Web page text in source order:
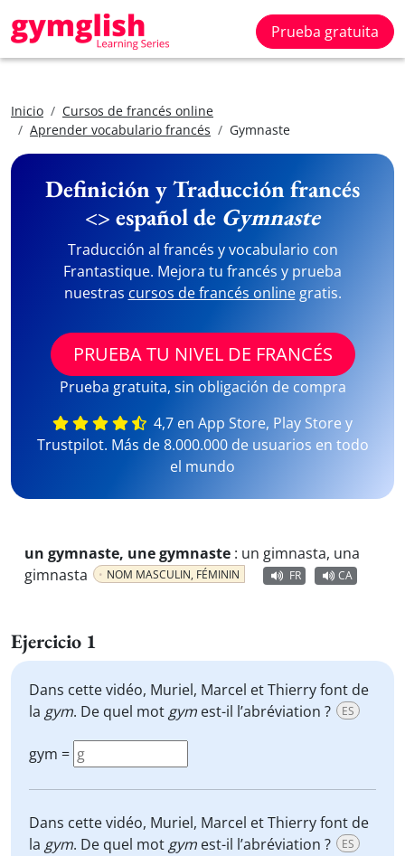
Prueba gratuita
Inicio
Cursos de francés online
Aprender vocabulario francés
Gymnaste
Definición y Traducción francés
<> español de Gymnaste
Traducción al francés y vocabulario con
Frantastique. Mejora tu francés y prueba
nuestras cursos de francés onlinegratis.
PRUEBA TU NIVEL DE FRANCÉS
Prueba gratuita, sin obligación de compra
4,7 en App Store, Play Store y
Trustpilot. Más de 8.000.000 de usuarios en todo
el mundo
un gymnaste, une gymnaste : un gimnasta, una
gimnasta
NOM MASCULIN, FÉMININ FR CA
Ejercicio 1
Dans cette vidéo, Muriel, Marcel et Thierry font de
la gym. De quel mot gym est-il l’abréviation ? ES
gym =
Dans cette vidéo, Muriel, Marcel et Thierry font de
la gym. De quel mot gym est-il l’abréviation ? ES